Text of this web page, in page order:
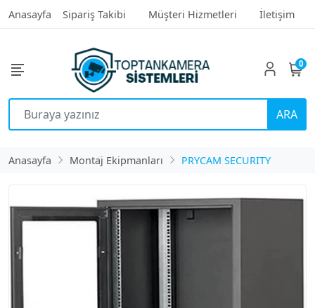
Anasayfa Sipariş Takibi Müşteri Hizmetleri İletişim
ARA
0
Anasayfa Montaj Ekipmanları PRYCAM SECURITY